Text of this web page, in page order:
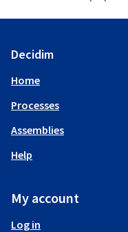
Decidim
Home
Processes
Assemblies
Help
My account
Log in